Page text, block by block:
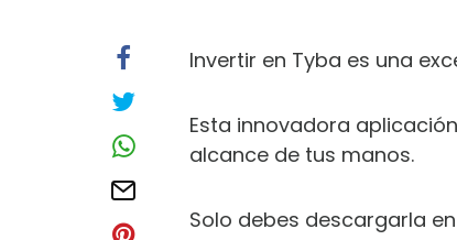
Invertir en Tyba es una
Esta innovadora
alcance de tus manos.
Solo debes descargarla